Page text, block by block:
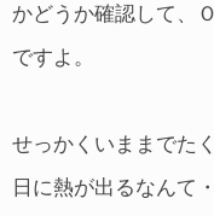
かどうか確認して、
ですよ。
せっかくいままでた
日に熱が出るなんて